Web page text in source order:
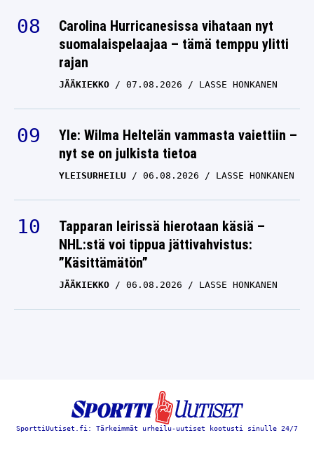
Carolina Hurricanesissa vihataan nyt
suomalaispelaajaa – tämä temppu ylitti
rajan
JÄÄKIEKKO 07.08.2026 LASSE HONKANEN
Yle: Wilma Heltelän vammasta vaiettiin –
nyt se on julkista tietoa
YLEISURHEILU 06.08.2026 LASSE HONKANEN
Tapparan leirissä hierotaan käsiä –
NHL:stä voi tippua jättivahvistus:
”Käsittämätön”
JÄÄKIEKKO 06.08.2026 LASSE HONKANEN
SporttiUutiset.fi: Tärkeimmät urheilu-uutiset kootusti sinulle 24/7